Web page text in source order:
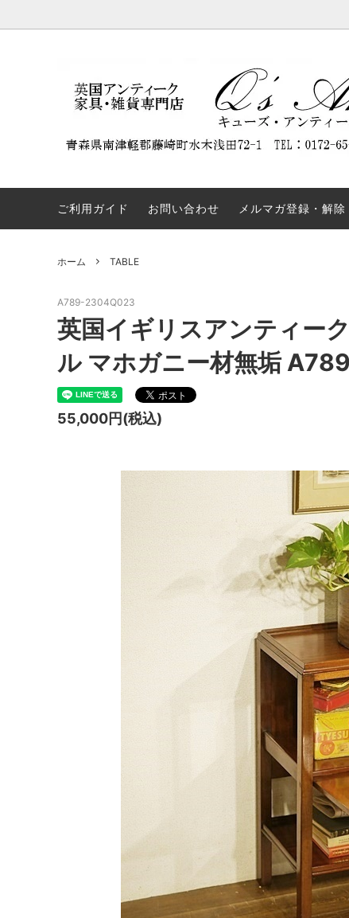
SIDEBOARD TABLE
OTHERS
割引
Q'S ANTIQUES（キューズ・アンティー
クス）について
ついて
ください。
ご利用ガイド
お問い合わせ メルマガ登録・解除
ホーム TABLE
A789-2304Q023
英国イギリスアンティー
ル マホガニー材無垢 A789
55,000円(税込)